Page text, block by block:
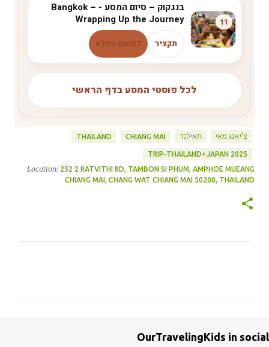
11
בנגקוק – סיום המסע - Bangkok –
Wrapping Up the Journey
תקציר לפוסט המלא
לכל פוסטי המסע בדף הראשי
צ'יאנג מאי תאילנד CHIANG MAI
THAILAND
TRIP-THAILAND+JAPAN 2025
Location: 252 2 RATVITHI RD, TAMBON SI PHUM, AMPHOE MUEANG
CHIANG MAI, CHANG WAT CHIANG MAI 50200, THAILAND
OurTravelingKids in social